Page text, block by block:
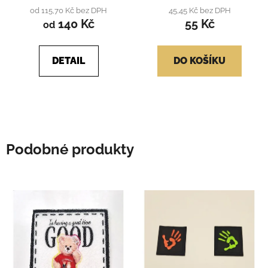
produktu
je
z
od 115,70 Kč bez DPH
od140 Kč
DETAIL
45,45 Kč bez DPH
55 Kč
DO KOŠÍKU
Podobné produkty